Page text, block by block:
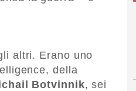
altri. Erano uno
della
Botvinnik, sei